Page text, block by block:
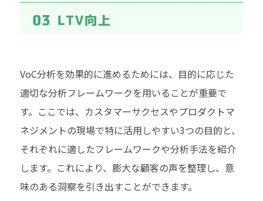
VoC分析を効果的に進めるためには、目的に応じた
適切な分析フレームワークを用いることが重要で
す。ここでは、カスタマーサクセスやプロダクトマ
ネジメントの現場で特に活用しやすい3つの目的と、
それぞれに適したフレームワークや分析手法を紹介
します。これにより、膨大な顧客の声を整理し、意
味のある洞察を引き出すことができます。